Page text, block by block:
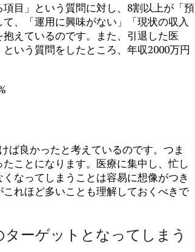
目」という質問に対し、8割以上が「預
、「運用に興味がない」「現状の収入
えているのです。また、引退した医
いう質問をしたところ、年収2000万円
ば良かったと考えているのです。つま
ことになります。医療に集中し、忙し
なってしまうことは容易に想像がつき
れほど多いことも理解しておくべきで
ーゲットとなってしまう